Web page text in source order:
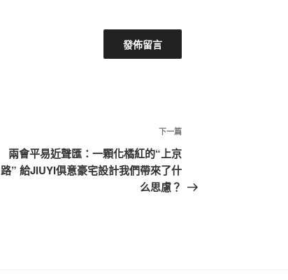
下
一
篇
文
下一篇
兩會平易近聲匯：一顆化橘紅的“上京
路” 給JIUYI俱意豪宅設計我們帶來了什
么思慮？